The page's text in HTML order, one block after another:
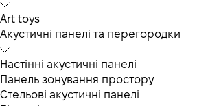
Art toys
Акустичні панелі та перегородки
Настінні акустичні панелі
Панель зонування простору
Стельові акустичні панелі